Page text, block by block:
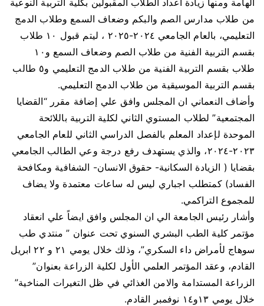
الهامة ومنها زيادة أعداد الطلاب المقبولين بكلية التربية النوعية
من طلاب مدارس الصم والبكم وضعاف السمع وطلاب الدمج
التعليمي، بالعام الجامعي ٢٠٢٤-٢٠٢٥ ، ليتم قبول ١٠ طلاب
بقسم التربية الفنية من طلاب الصم وضعاف السمع و١٠
طلاب بقسم التربية الفنية من طلاب الدمج التعليمي و٥ طالب
بقسم التربية الموسيقية من طلاب الدمج التعليمي.
وأضاف النعماني ان المجلس وافق علي إضافة مقرر “القضايا
المجتمعية” لطلاب المستوي الثاني لكلية التربية باللائحة
الموحدة لإعداد المعلم بالفصل الدراسي الثاني للعام الجامعي
٢٠٢٣-٢٠٢٤، والذي يستهدف رفع درجة وعي الطالب الجامعي
بقضايا ( الزيادة السكانية- حقوق الانسان- الشفافية ومكافحة
الفساد) كمتطلب اجباري ليس له ساعات معتمدة ولا يضاف
للمجموع التراكمي.
وأشار رئيس الجامعة الي ان المجلس وافق ايضاً علي انعقاد
مؤتمر كلية الطب البشري السنوي تحت عنوان ” منتدي طب
سوهاج لأمراض داء السكري”، وذلك خلال يومي ٢١ و ٢٢ ابريل
القادم، وعقد المؤتمر العلمي الأول لكلية الزراعة بعنوان”
الزراعة المستدامة والامن الغذائي في ظل التغيرات المناخية”
خلال يومي ١٣و١٤ نوفمبر القادم.